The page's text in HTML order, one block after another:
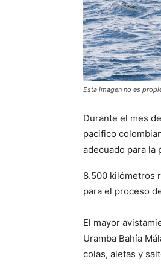
Esta imagen no es
Durante el mes
pacifico
adecuado para la
8.500 kilómetros
para el proceso
El mayor
Uramba Bahía
colas, aletas y